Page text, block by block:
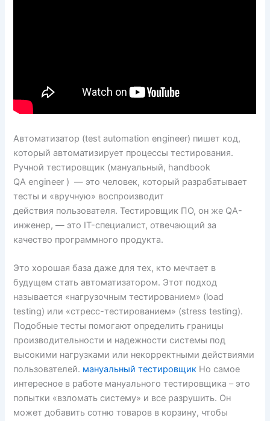
Автоматизатор (test automation engineer) пишет код,
который автоматизирует процессы тестирования.
Ручной тестировщик (мануальный, handbook
QA engineer ) — это человек, который разрабатывает
тесты и «вручную» воспроизводит
действия пользователя. Тестировщик ПО, он же QA-
инженер, — это IT-специалист, отвечающий за
качество программного продукта.
Это хорошая база даже для тех, кто мечтает в
будущем стать автоматизатором. Этот подход
называется «нагрузочным тестированием» (load
testing) или «стресс-тестированием» (stress testing).
Подобные тесты помогают определить границы
производительности и надежности системы под
высокими нагрузками или некорректными действиями
пользователей. мануальный тестировщик Но самое
интересное в работе мануального тестировщика – это
попытки «взломать систему» и все разрушить. Он
может добавить сотню товаров в корзину, чтобы